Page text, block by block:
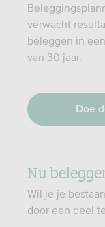
verwacht
beleggen in
van 30 jaar.
Doe
Nu
Wil je je
door een deel